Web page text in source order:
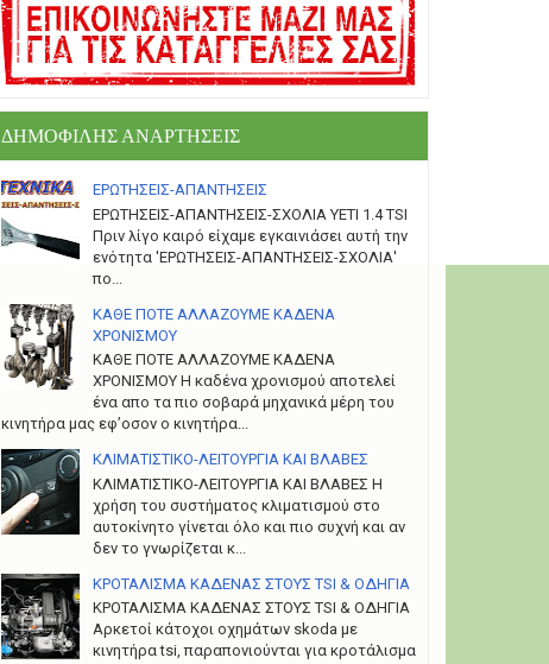
ΔΗΜΟΦΙΛΗΣ ΑΝΑΡΤΗΣΕΙΣ
ΕΡΩΤΗΣΕΙΣ-ΑΠΑΝΤΗΣΕΙΣ
ΕΡΩΤΗΣΕΙΣ-ΑΠΑΝΤΗΣΕΙΣ-ΣΧΟΛΙΑ YETI 1.4 TSI
Πριν λίγο καιρό είχαμε εγκαινιάσει αυτή την
ενότητα 'ΕΡΩΤΗΣΕΙΣ-ΑΠΑΝΤΗΣΕΙΣ-ΣΧΟΛΙΑ'
πο...
ΚΑΘΕ ΠΟΤΕ ΑΛΛΑΖΟΥΜΕ ΚΑΔΕΝΑ
ΧΡΟΝΙΣΜΟΥ
ΚΑΘΕ ΠΟΤΕ ΑΛΛΑΖΟΥΜΕ ΚΑΔΕΝΑ
ΧΡΟΝΙΣΜΟΥ Η καδένα χρονισμού αποτελεί
ένα απο τα πιο σοβαρά μηχανικά μέρη του
κινητήρα μας εφ’οσον ο κινητήρα...
ΚΛΙΜΑΤΙΣΤΙΚΟ-ΛΕΙΤΟΥΡΓΙΑ ΚΑΙ ΒΛΑΒΕΣ
ΚΛΙΜΑΤΙΣΤΙΚΟ-ΛΕΙΤΟΥΡΓΙΑ ΚΑΙ ΒΛΑΒΕΣ H
χρήση του συστήματος κλιματισμού στο
αυτοκίνητο γίνεται όλο και πιο συχνή και αν
δεν το γνωρίζεται κ...
ΚΡΟΤΑΛΙΣΜΑ ΚΑΔΕΝΑΣ ΣΤΟΥΣ TSI & ΟΔΗΓΙΑ
ΚΡΟΤΑΛΙΣΜΑ ΚΑΔΕΝΑΣ ΣΤΟΥΣ TSI & ΟΔΗΓΙΑ
Αρκετοί κάτοχοι οχημάτων skoda με
κινητήρα tsi, παραπονιούνται για κροτάλισμα